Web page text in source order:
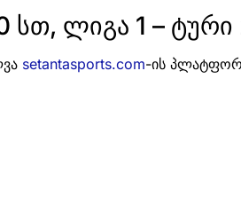
სთ, ლიგა 1 – ტური
setantasports.com-ის